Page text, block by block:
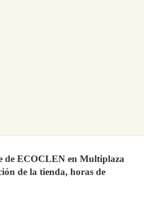
de ECOCLEN en Multiplaza
de la tienda, horas de